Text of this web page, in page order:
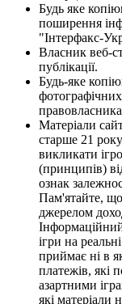
Будь яке
поширення
"Інтерфакс-
Власник веб-
публікації.
Будь-яке
фотографічних
Матеріали
старше 21
викликати
(принципів)
ознак
Пам'ятайте, що
джерелом
ігри на
приймає ні в
платежів, які
азартними
які матеріали